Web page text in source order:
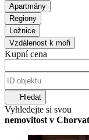
Apartmány
Regiony
Ložnice
Vzdálenost k moři
Kupní cena
Hledat
Vyhledejte si svou
nemovitost v